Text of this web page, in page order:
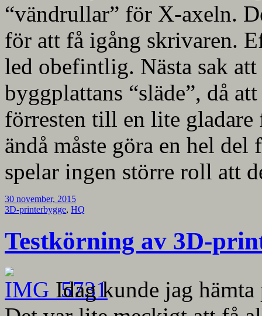
“vändrullar” för X-axeln.
för att få igång skrivaren.
led obefintlig. Nästa sak
byggplattans “släde”, då
förresten till en lite gladare
ändå måste göra en hel
spelar ingen större roll att
30 november, 2015
3D-printerbygge, HQ
Testkörning av 3D-
Idag kunde jag